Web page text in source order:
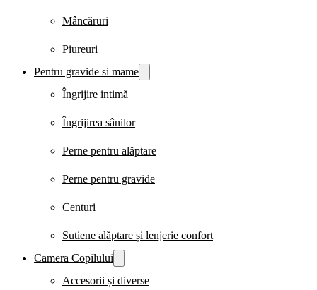
Mâncăruri
Piureuri
Pentru gravide si mame
Îngrijire intimă
Îngrijirea sânilor
Perne pentru alăptare
Perne pentru gravide
Centuri
Sutiene alăptare și lenjerie confort
Camera Copilului
Accesorii și diverse